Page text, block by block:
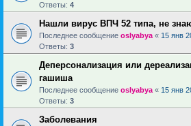
Ответы: 4
Нашли вирус ВПЧ 52 типа, не
Последнее сообщение oslyabya « 15 янв
Ответы: 3
Деперсонализация или
гашиша
Последнее сообщение oslyabya « 15 янв
Ответы: 3
Заболевания